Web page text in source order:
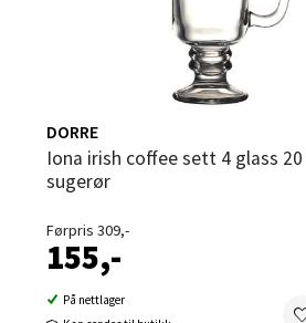
DORRE
Iona irish coffee sett 4 glass 20 cl 4
sugerør
Førpris 309,-
155,-
På nettlager
Bergen - Thon Senter
Sartorvegen 12, 5353 Straume
Åpent i dag 10-21